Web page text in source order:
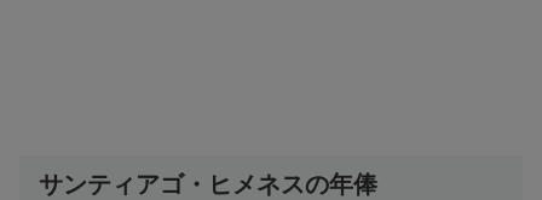
サンティアゴ・ヒメネスの年俸